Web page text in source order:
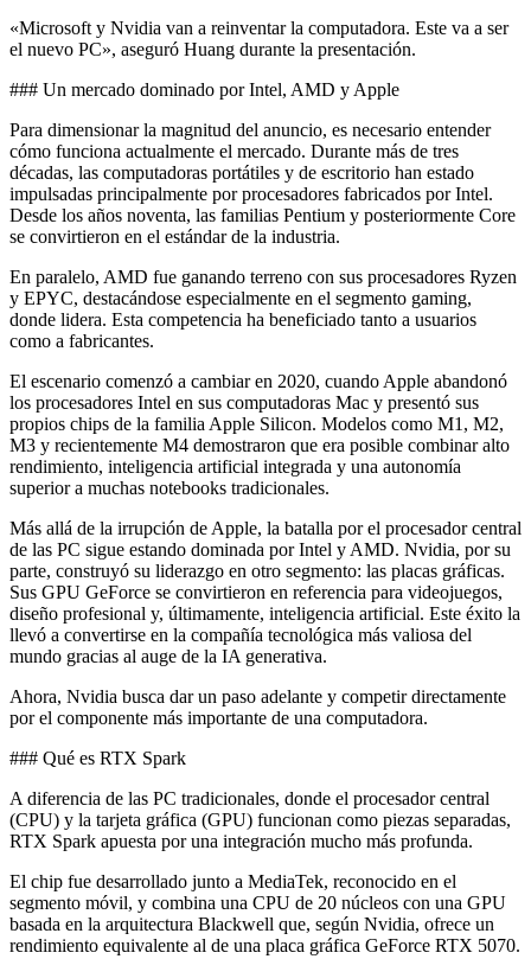
«Microsoft y Nvidia van a reinventar la computadora. Este va a ser
el nuevo PC», aseguró Huang durante la presentación.
### Un mercado dominado por Intel, AMD y Apple
Para dimensionar la magnitud del anuncio, es necesario entender
cómo funciona actualmente el mercado. Durante más de tres
décadas, las computadoras portátiles y de escritorio han estado
impulsadas principalmente por procesadores fabricados por Intel.
Desde los años noventa, las familias Pentium y posteriormente Core
se convirtieron en el estándar de la industria.
En paralelo, AMD fue ganando terreno con sus procesadores Ryzen
y EPYC, destacándose especialmente en el segmento gaming,
donde lidera. Esta competencia ha beneficiado tanto a usuarios
como a fabricantes.
El escenario comenzó a cambiar en 2020, cuando Apple abandonó
los procesadores Intel en sus computadoras Mac y presentó sus
propios chips de la familia Apple Silicon. Modelos como M1, M2,
M3 y recientemente M4 demostraron que era posible combinar alto
rendimiento, inteligencia artificial integrada y una autonomía
superior a muchas notebooks tradicionales.
Más allá de la irrupción de Apple, la batalla por el procesador central
de las PC sigue estando dominada por Intel y AMD. Nvidia, por su
parte, construyó su liderazgo en otro segmento: las placas gráficas.
Sus GPU GeForce se convirtieron en referencia para videojuegos,
diseño profesional y, últimamente, inteligencia artificial. Este éxito la
llevó a convertirse en la compañía tecnológica más valiosa del
mundo gracias al auge de la IA generativa.
Ahora, Nvidia busca dar un paso adelante y competir directamente
por el componente más importante de una computadora.
### Qué es RTX Spark
A diferencia de las PC tradicionales, donde el procesador central
(CPU) y la tarjeta gráfica (GPU) funcionan como piezas separadas,
RTX Spark apuesta por una integración mucho más profunda.
El chip fue desarrollado junto a MediaTek, reconocido en el
segmento móvil, y combina una CPU de 20 núcleos con una GPU
basada en la arquitectura Blackwell que, según Nvidia, ofrece un
rendimiento equivalente al de una placa gráfica GeForce RTX 5070.